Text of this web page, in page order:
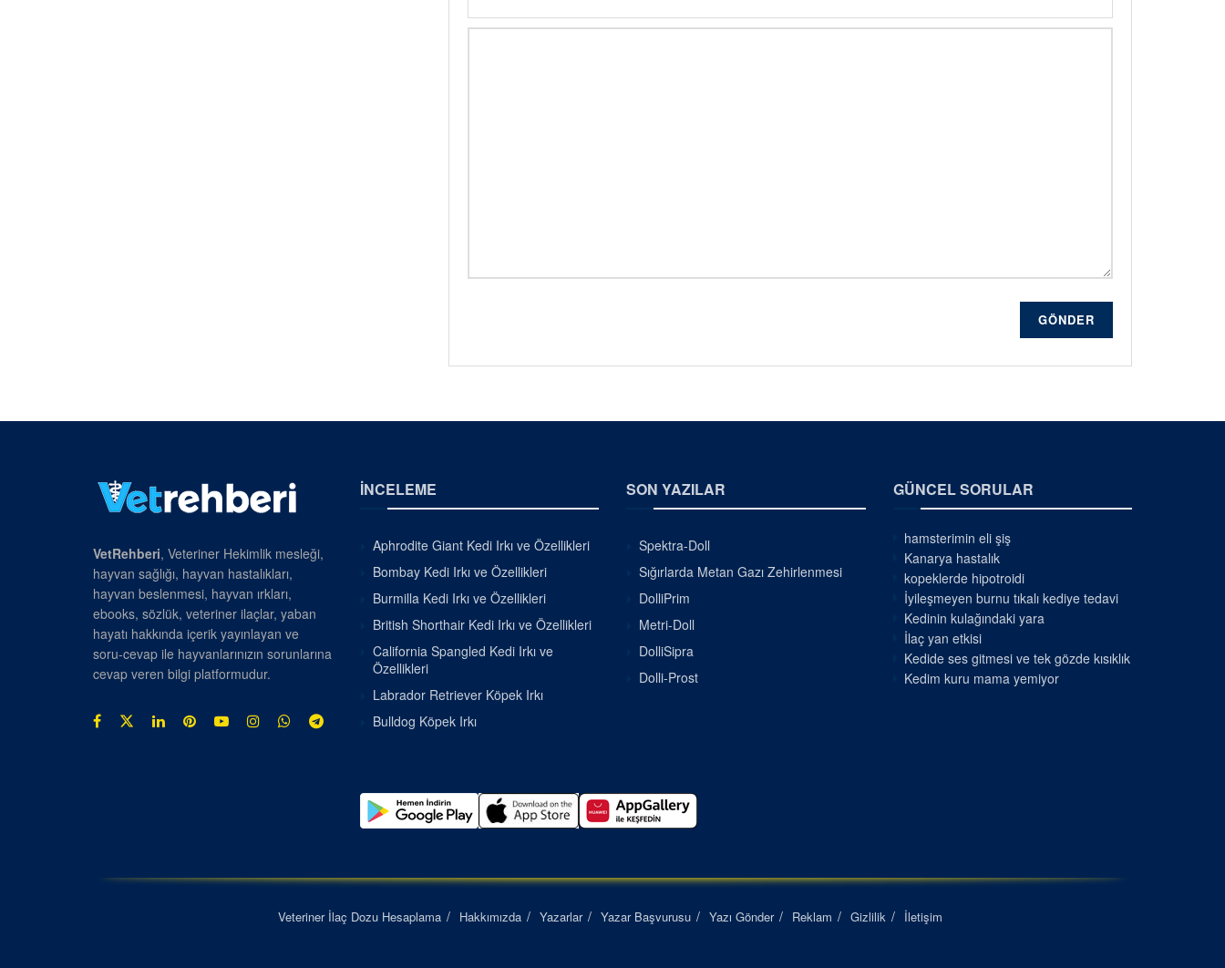
GÖNDER
VetRehberi, Veteriner Hekimlik mesleği,
hayvan sağlığı, hayvan hastalıkları,
hayvan beslenmesi, hayvan ırkları,
ebooks, sözlük, veteriner ilaçlar, yaban
hayatı hakkında içerik yayınlayan ve
soru-cevap ile hayvanlarınızın sorunlarına
cevap veren bilgi platformudur.
İNCELEME
Aphrodite Giant Kedi Irkı ve Özellikleri
Bombay Kedi Irkı ve Özellikleri
Burmilla Kedi Irkı ve Özellikleri
British Shorthair Kedi Irkı ve Özellikleri
California Spangled Kedi Irkı ve
Özellikleri
Labrador Retriever Köpek Irkı
Bulldog Köpek Irkı
SON YAZILAR
Spektra-Doll
Sığırlarda Metan Gazı Zehirlenmesi
DolliPrim
Metri-Doll
DolliSipra
Dolli-Prost
GÜNCEL SORULAR
hamsterimin eli şiş
Kanarya hastalık
kopeklerde hipotroidi
İyileşmeyen burnu tıkalı kediye tedavi
Kedinin kulağındaki yara
İlaç yan etkisi
Kedide ses gitmesi ve tek gözde kısıklık
Kedim kuru mama yemiyor
Veteriner İlaç Dozu Hesaplama Hakkımızda Yazarlar Yazar Başvurusu Yazı Gönder Reklam Gizlilik İletişim